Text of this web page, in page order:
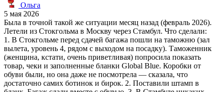
Ольга
5 мая 2026
Была в точной такой же ситуации месяц назад (февраль 2026).
Летели из Стокгольма в Москву через Стамбул. Что сделали:
1. В Стокгольме перед сдачей багажа пошли на таможню (зал
вылета, уровень 4, рядом с выходом на посадку). Таможенник
(женщина, кстати, очень приветливая) попросила показать
товар, чеки и заполненные бланки Global Blue. Коробки от
обуви были, но она даже не посмотрела — сказала, что
достаточно самих ботинок и бирок. 2. Поставили штамп в